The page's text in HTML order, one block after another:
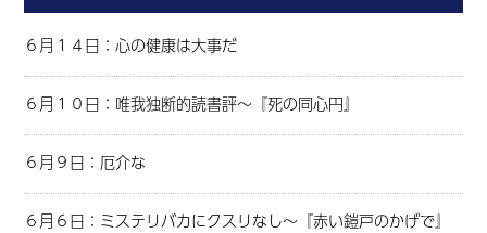
６月１４日：心の健康は大事だ
６月１０日：唯我独断的読書評～『死の同心円』
６月９日：厄介な
６月６日：ミステリバカにクスリなし～『赤い鎧戸のかげで』